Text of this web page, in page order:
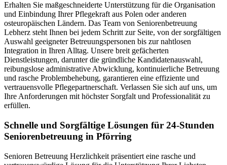
Erhalten Sie maßgeschneiderte Unterstützung für die Organisation
und Einbindung Ihrer Pflegekraft aus Polen oder anderen
osteuropäischen Ländern. Das Team von Seniorenbetreuung
Lebherz steht Ihnen bei jedem Schritt zur Seite, von der sorgfältigen
Auswahl geeigneter Betreuungspersonen bis zur nahtlosen
Integration in Ihren Alltag. Unsere breit gefächerten
Dienstleistungen, darunter die gründliche Kandidatenauswahl,
reibungslose administrative Abwicklung, kontinuierliche Betreuung
und rasche Problembehebung, garantieren eine effiziente und
vertrauensvolle Pflegepartnerschaft. Verlassen Sie sich auf uns, um
Ihre Anforderungen mit höchster Sorgfalt und Professionalität zu
erfüllen.
Schnelle und Sorgfältige Lösungen für 24-Stunden
Seniorenbetreuung in Pförring
Senioren Betreuung Herzlichkeit präsentiert eine rasche und